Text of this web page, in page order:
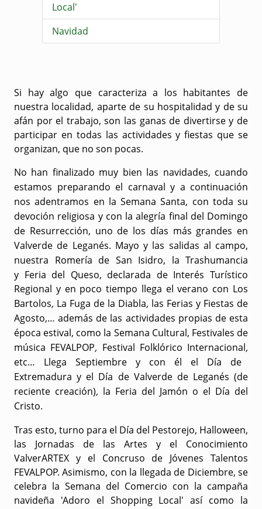
Local'
Navidad
Si hay algo que caracteriza a los habitantes de
nuestra localidad, aparte de su hospitalidad y de su
afán por el trabajo, son las ganas de divertirse y de
participar en todas las actividades y fiestas que se
organizan, que no son pocas.
No han finalizado muy bien las navidades, cuando
estamos preparando el carnaval y a continuación
nos adentramos en la Semana Santa, con toda su
devoción religiosa y con la alegría final del Domingo
de Resurrección, uno de los días más grandes en
Valverde de Leganés. Mayo y las salidas al campo,
nuestra Romería de San Isidro, la Trashumancia
y Feria del Queso, declarada de Interés Turístico
Regional y en poco tiempo llega el verano con Los
Bartolos, La Fuga de la Diabla, las Ferias y Fiestas de
Agosto,… además de las actividades propias de esta
época estival, como la Semana Cultural, Festivales de
música FEVALPOP, Festival Folklórico Internacional,
etc… Llega Septiembre y con él el Día de
Extremadura y el Día de Valverde de Leganés (de
reciente creación), la Feria del Jamón o el Día del
Cristo.
Tras esto, turno para el Día del Pestorejo, Halloween,
las Jornadas de las Artes y el Conocimiento
ValverARTEX y el Concruso de Jóvenes Talentos
FEVALPOP. Asimismo, con la llegada de Diciembre, se
celebra la Semana del Comercio con la campaña
navideña 'Adoro el Shopping Local' así como la